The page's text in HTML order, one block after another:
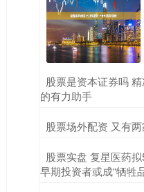
股票是资本证券吗
的有力助手
股票场外配资 又有
股票实盘 复星医药
早期投资者或成“牺牲